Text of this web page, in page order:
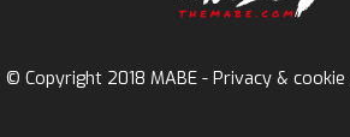
© Copyright 2018 MABE - Privacy &